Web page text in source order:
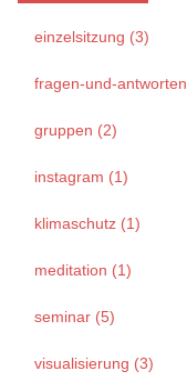
einzelsitzung (3)
fragen-und-
gruppen (2)
instagram (1)
klimaschutz (1)
meditation (1)
seminar (5)
visualisierung (3)